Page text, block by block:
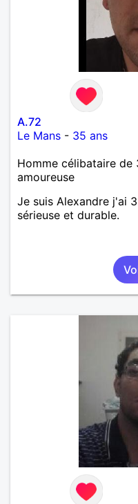
A.72
Le Mans - 35 ans
Homme célibataire de
amoureuse
Je suis Alexandre j'ai
sérieuse et durable.